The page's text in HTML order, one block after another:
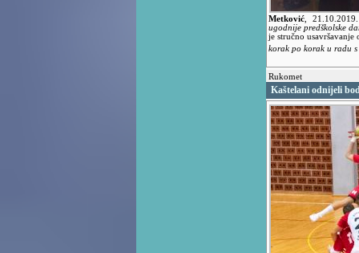
Metković
ugodnije predškolske
je stručno
korak po korak u radu
Rukomet
Kaštelani odnijeli